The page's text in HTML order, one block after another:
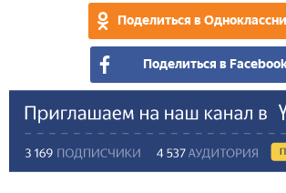
Поделиться в
Поделиться в